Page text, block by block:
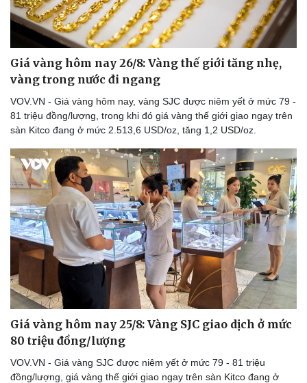
Thể thao
Bóng đá
Lịch thi đấu bóng đá
Thế giới thể thao
eSports
Hậu trường
Ô tô - Xe máy
Ô tô
Xe máy
Tư vấn
Giá vàng hôm nay 26/8: Vàng thế giới tăng nhẹ,
vàng trong nước đi ngang
VOV.VN - Giá vàng hôm nay, vàng SJC được niêm yết ở mức 79 -
81 triệu đồng/lượng, trong khi đó giá vàng thế giới giao ngay trên
sàn Kitco đang ở mức 2.513,6 USD/oz, tăng 1,2 USD/oz.
Giá vàng hôm nay 25/8: Vàng SJC giao dịch ở mức
80 triệu đồng/lượng
VOV.VN - Giá vàng SJC được niêm yết ở mức 79 - 81 triệu
đồng/lượng, giá vàng thế giới giao ngay trên sàn Kitco đang ở